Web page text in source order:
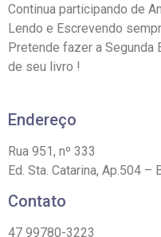
Continua participando de
Lendo e Escrevendo
Pretende fazer a Segunda
de seu livro !
Endereço
Rua 951, nº 333
Ed. Sta. Catarina, Ap.504 –
Contato
47 99780-3223